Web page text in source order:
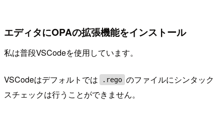
エディタにOPAの拡張機能をインストール
私は普段VSCodeを使用しています。
VSCodeはデフォルトでは .rego のファイルにシンタック
スチェックは行うことができません。